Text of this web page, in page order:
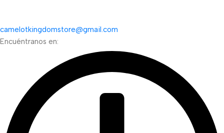
camelotkingdomstore@gmail.com
Encuéntranos en: